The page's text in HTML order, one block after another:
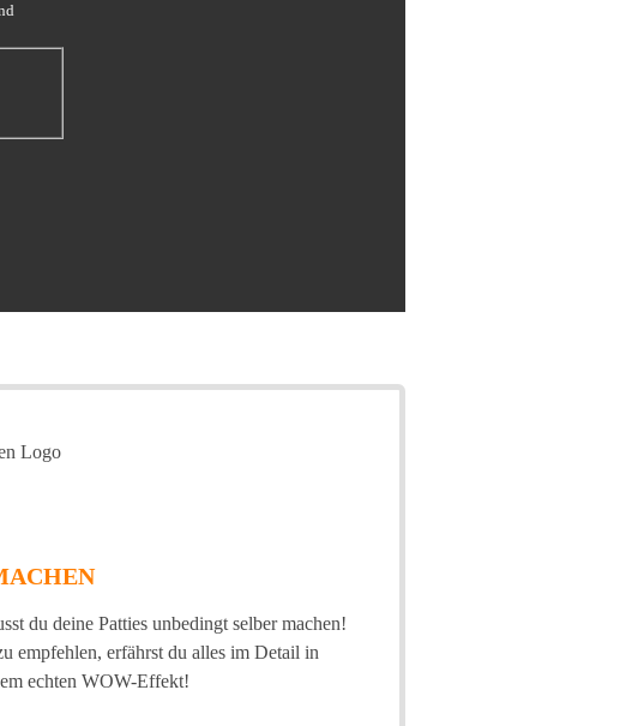
du deine Patties unbedingt selber machen!
empfehlen, erfährst du alles im Detail in
echten WOW-Effekt!